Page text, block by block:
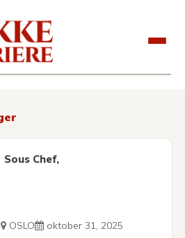
Sous Chef,
OSLO oktober 31, 2025